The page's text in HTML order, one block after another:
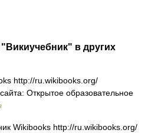
в других
http://ru.wikibooks.org/
Открытое образовательное
Wikibooks http://ru.wikibooks.org/